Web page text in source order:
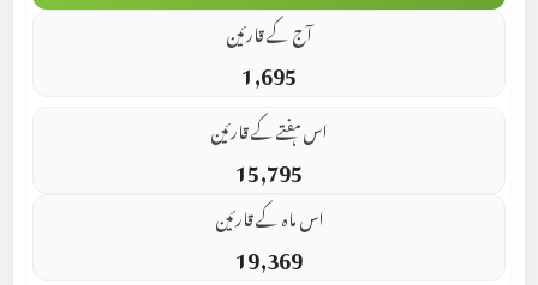
آج کے قارئین
1,695
اس ہفتے کے قارئین
15,795
اس ماہ کے قارئین
19,369